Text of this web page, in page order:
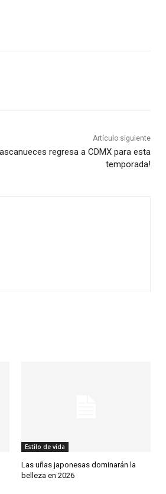
Artículo siguiente
regresa a CDMX para esta
temporada!
Estilo de vida
Las uñas japonesas dominarán la
belleza en 2026